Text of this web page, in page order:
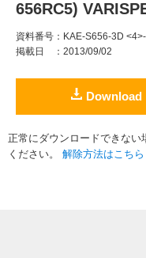
656RC5)
資料番号 ：KAE-S656-3D
掲載日
：2013/09/02
Download
正常にダウンロードできない
ください。 解除方法はこちら